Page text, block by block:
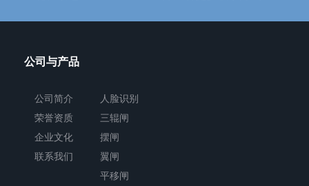
公司与产品
公司简介
荣誉资质
企业文化
联系我们
人脸识别
三辊闸
摆闸
翼闸
平移闸